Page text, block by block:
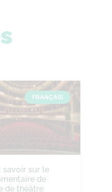
FRANÇAIS
savoir sur le
de
de théâtre